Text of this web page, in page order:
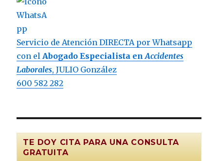
Servicio de Atención DIRECTA por Whatsapp
con el Abogado Especialista enAccidentes
Laborales, JULIO González
600 582 282
TE DOY CITA PARA UNA CONSULTA
GRATUITA